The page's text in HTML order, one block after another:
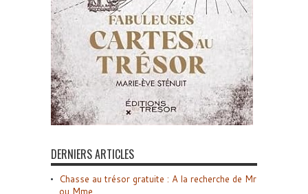
DERNIERS ARTICLES
Chasse au trésor gratuite : A la recherche de Mr
ou Mme